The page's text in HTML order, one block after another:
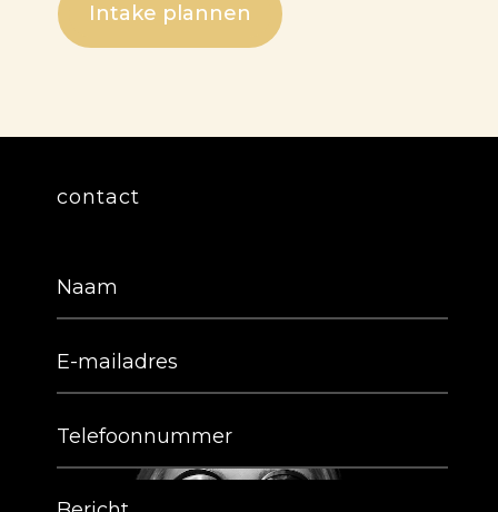
Intake plannen
contact